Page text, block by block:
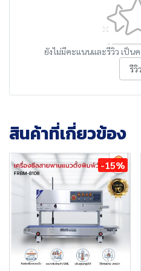
ยังไม่มีคะแนนและรีวิว เป็น
รีวิว
สินค้าที่เกี่ยวข้อง
-15%